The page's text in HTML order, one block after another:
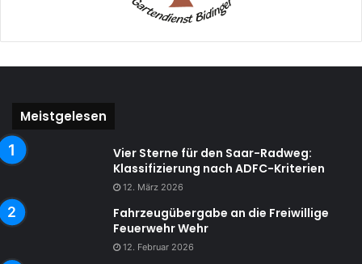
Meistgelesen
Vier Sterne für den Saar-Radweg:
Klassifizierung nach ADFC-Kriterien
12. März 2026
Fahrzeugübergabe an die Freiwillige
Feuerwehr Wehr
12. Februar 2026